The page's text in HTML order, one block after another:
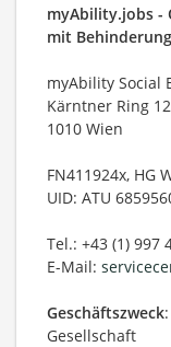
myAbility.jobs -
mit Behinderung
myAbility Social
Kärntner Ring
1010 Wien
FN411924x, HG
UID: ATU
Tel.: +43 (1) 997
E-Mail:
Geschäftszweck
Gesellschaft